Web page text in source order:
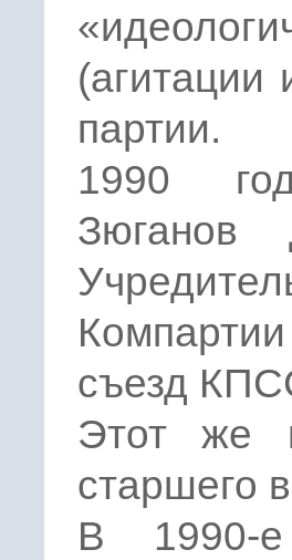
партии.
1990
Зюганов
съезд
Этот же
старшего
В 1990-